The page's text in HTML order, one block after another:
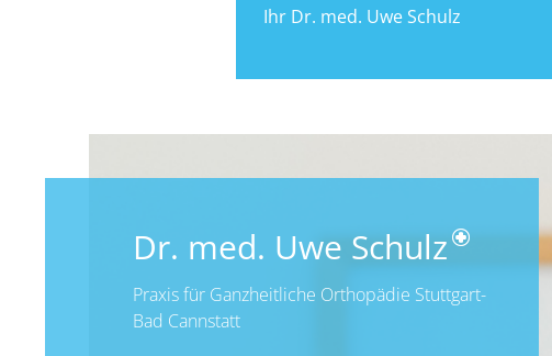
Ihr Dr. med. Uwe Schulz
Dr. med. Uwe Schulz
Praxis für Ganzheitliche Orthopädie Stuttgart-
Bad Cannstatt